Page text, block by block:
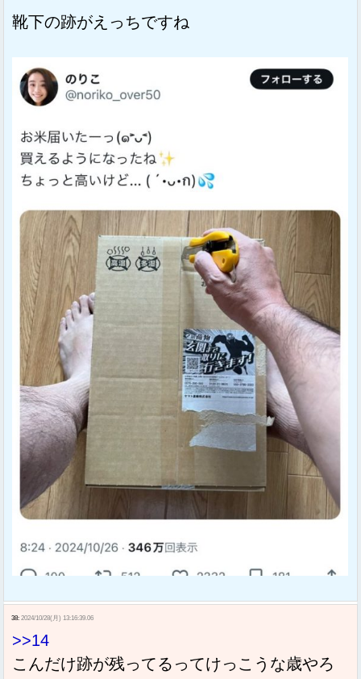
靴下の跡がえっちですね
38: 2024/10/28(月) 13:16:39.06
>>14
こんだけ跡が残ってるってけっこうな歳やろ